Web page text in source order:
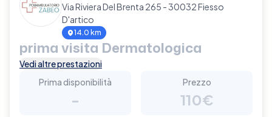
Via Riviera Del Brenta 265 - 30032 Fiesso
D'artico
14.0 km
prima visita Dermatologica
Vedi altre prestazioni
Prima disponibilità
-
Prezzo
110€